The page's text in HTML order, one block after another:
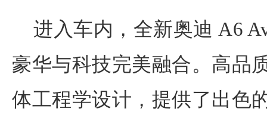
进入车内，全新奥迪 A6
豪华与科技完美融合。高品
体工程学设计，提供了出色